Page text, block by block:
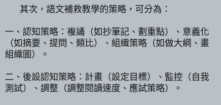
其次，語文補救教學的策略，可分為：
一、認知策略：複誦（如抄筆記、劃重點）、意義化
（如摘要、提問、類比）、組織策略（如做大綱、畫
組織圖）。
二、後設認知策略：計畫（設定目標）、監控（自我
測試）、調整（調整閱讀速度、應試策略）。